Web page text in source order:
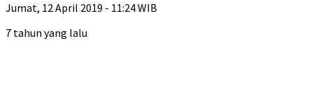
Jumat, 12 April 2019 - 11:24 WIB
7 tahun yang lalu